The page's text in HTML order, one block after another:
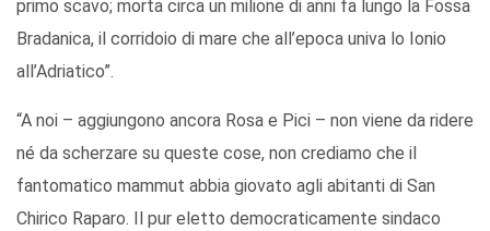
primo scavo; morta circa un milione di anni fa lungo la Fossa
Bradanica, il corridoio di mare che all’epoca univa lo Ionio
all’Adriatico”.
“A noi – aggiungono ancora Rosa e Pici – non viene da ridere
né da scherzare su queste cose, non crediamo che il
fantomatico mammut abbia giovato agli abitanti di San
Chirico Raparo. Il pur eletto democraticamente sindaco